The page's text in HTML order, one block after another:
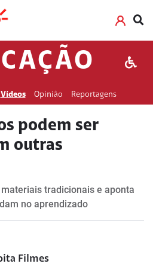
Vídeos Opinião Reportagens
podem ser
outras
tradicionais e aponta
no aprendizado
Filmes